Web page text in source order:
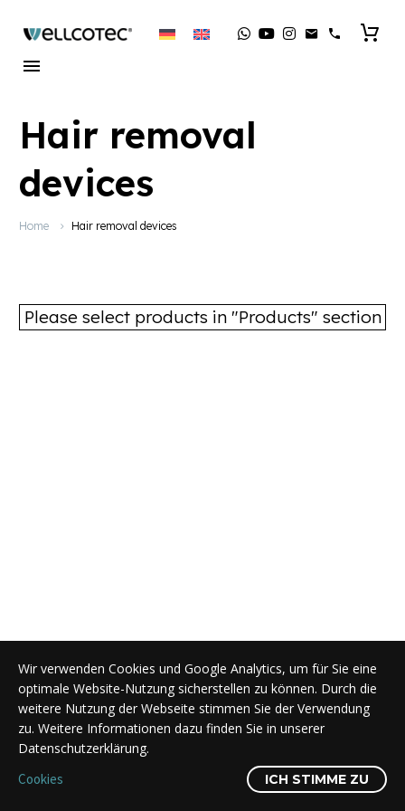
Hair removal
devices
Home Hair removal devices
Please select products in "Products" section
Wir verwenden Cookies und Google Analytics, um für Sie eine
optimale Website-Nutzung sicherstellen zu können. Durch die
weitere Nutzung der Webseite stimmen Sie der Verwendung
zu. Weitere Informationen dazu finden Sie in unserer
Datenschutzerklärung.
Cookies
ICH STIMME ZU